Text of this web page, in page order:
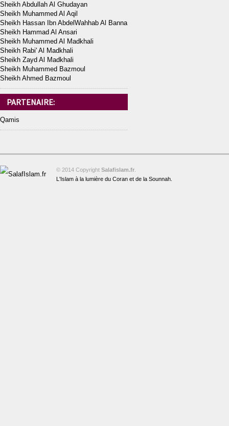
Sheikh Abdullah Al Ghudayan
Sheikh Muhammed Al Aqil
Sheikh Hassan Ibn AbdelWahhab Al Banna
Sheikh Hammad Al Ansari
Sheikh Muhammed Al Madkhali
Sheikh Rabi' Al Madkhali
Sheikh Zayd Al Madkhali
Sheikh Muhammed Bazmoul
Sheikh Ahmed Bazmoul
PARTENAIRE:
Qamis
© 2014 Copyright Salafislam.fr
L'Islam à la lumière du Coran et de la Sounnah.